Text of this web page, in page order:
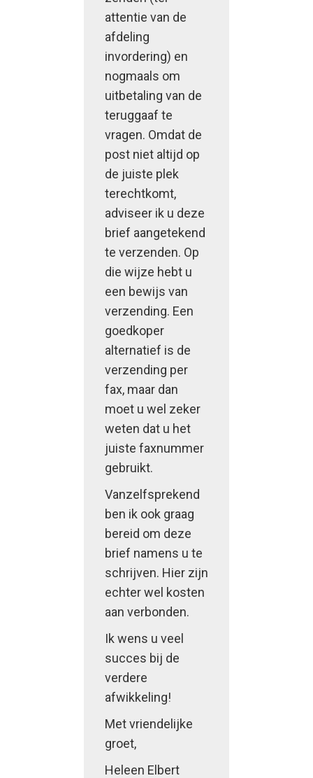
attentie van de
afdeling
invordering) en
nogmaals om
uitbetaling van de
teruggaaf te
vragen. Omdat de
post niet altijd op
de juiste plek
terechtkomt,
adviseer ik u deze
brief aangetekend
te verzenden. Op
die wijze hebt u
een bewijs van
verzending. Een
goedkoper
alternatief is de
verzending per
fax, maar dan
moet u wel zeker
weten dat u het
juiste faxnummer
gebruikt.
Vanzelfsprekend
ben ik ook graag
bereid om deze
brief namens u te
schrijven. Hier zijn
echter wel kosten
aan verbonden.
Ik wens u veel
succes bij de
verdere
afwikkeling!
Met vriendelijke
groet,
Heleen Elbert